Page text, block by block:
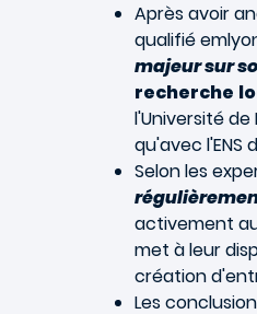
Après avoir
qualifié
majeur sur
recherche
l'Université de
qu'avec l'ENS
Selon les
activement
met à leur
création
Les